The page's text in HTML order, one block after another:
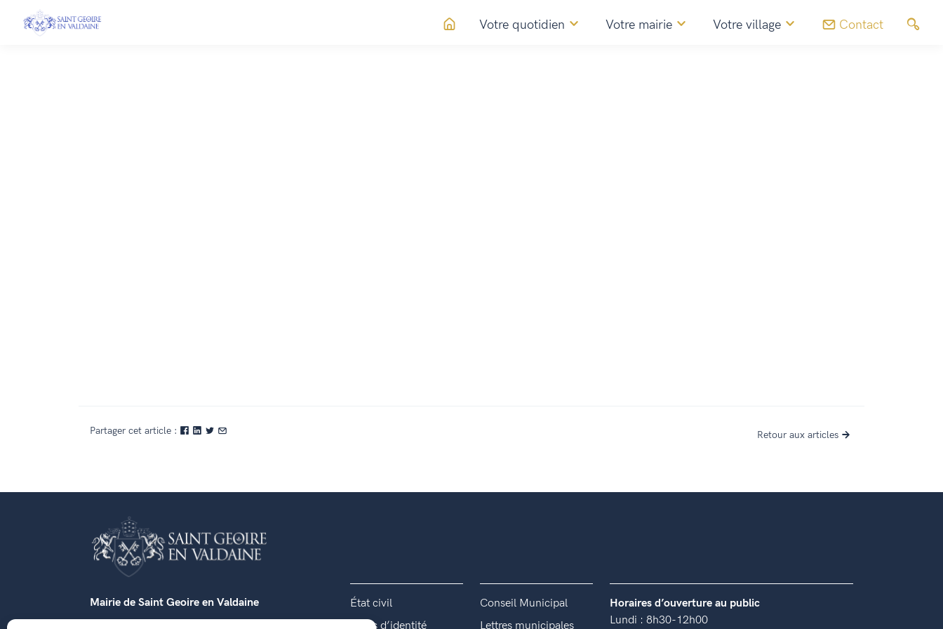
Votre quotidien Votre mairie Votre village Contact
Partager cet article : Retour aux articles
Mairie de Saint Geoire en Valdaine
État civil
Titres d’identité
Conseil Municipal
Lettres municipales
Horaires d’ouverture au public
Lundi : 8h30-12h00